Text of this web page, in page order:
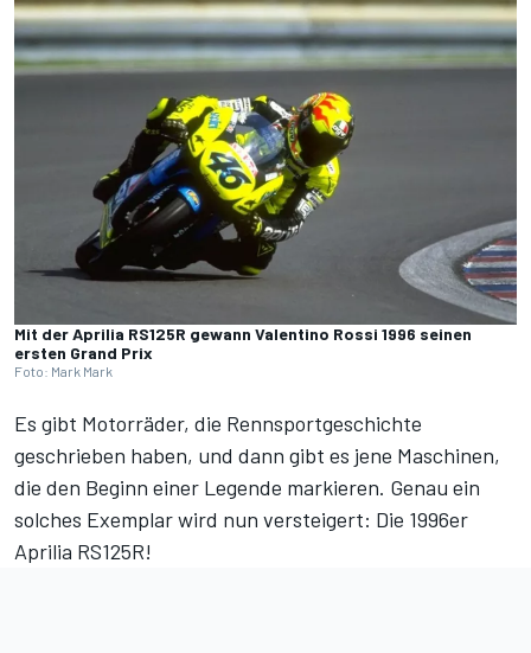
Mit der Aprilia RS125R gewann Valentino Rossi 1996 seinen
ersten Grand Prix
Foto: Mark Mark
Es gibt Motorräder, die Rennsportgeschichte
geschrieben haben, und dann gibt es jene Maschinen,
die den Beginn einer Legende markieren. Genau ein
solches Exemplar wird nun versteigert: Die 1996er
Aprilia RS125R!